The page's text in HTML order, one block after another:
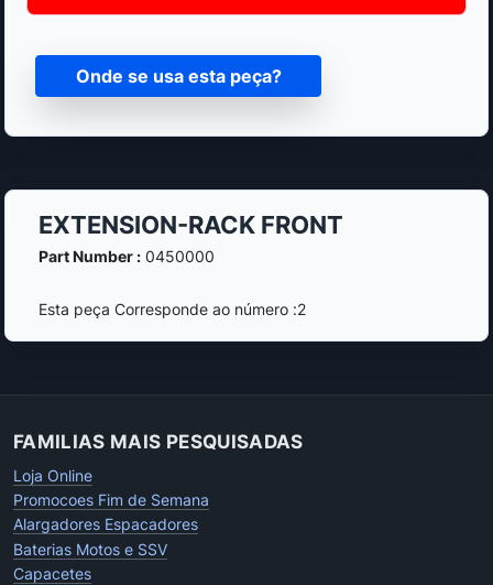
Onde se usa esta peça?
EXTENSION-RACK FRONT
Part Number :0450000
Esta peça Corresponde ao número :2
FAMILIAS MAIS PESQUISADAS
Loja Online
Promocoes Fim de Semana
Alargadores Espacadores
Baterias Motos e SSV
Capacetes